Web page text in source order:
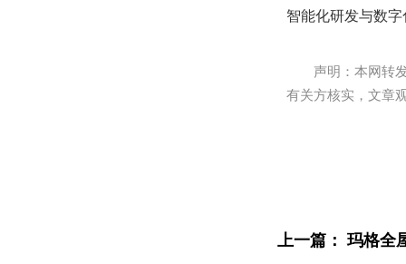
智能化研发与数
声明：本网转
有关方核实，文章
上一篇： 玛格全